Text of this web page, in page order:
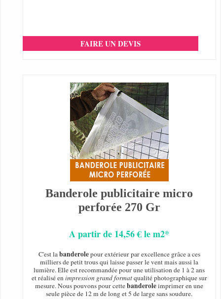
FAIRE UN DEVIS
Banderole publicitaire micro
perforée 270 Gr
A partir de 14,56 € le m2*
C'est labanderolepour extérieur par excellence grâce a ces
milliers de petit trous qui laisse passer le vent mais aussi la
lumière. Elle est recommandée pour une utilisation de 1 à 2 ans
et réalisé enimpression grand formatqualité photographique sur
mesure. Nous pouvons pour cettebanderoleimprimer en une
seule pièce de 12 m de long et 5 de large sans soudure.